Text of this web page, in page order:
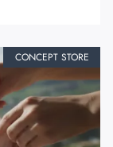
CONCEPT STORE